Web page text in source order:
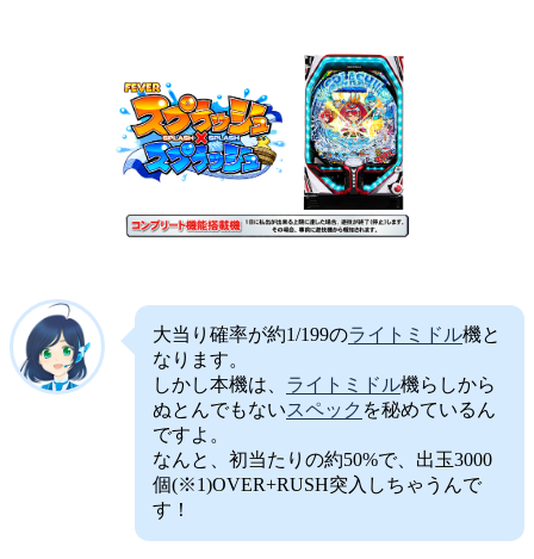
大当り確率が約1/199のライトミドル機と
なります。
しかし本機は、 ライトミドル機らしから
ぬとんでもないスペック を秘めているん
ですよ。
なんと、初当たりの約50%で、出玉3000
個(※1)OVER+RUSH突入しちゃうんで
す！